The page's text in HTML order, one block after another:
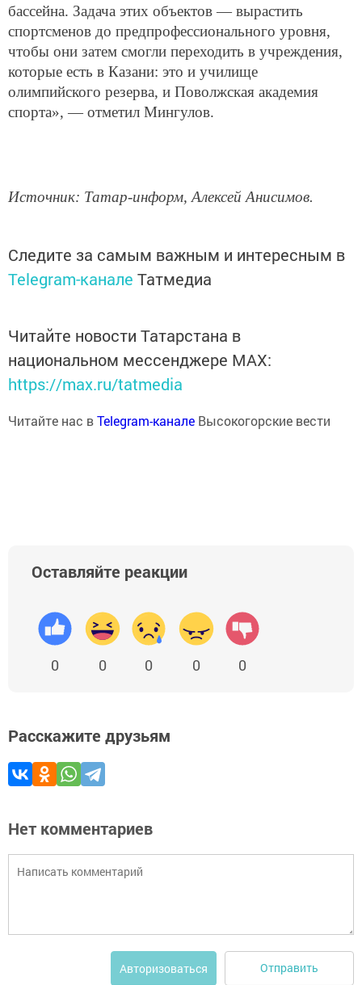
бассейна. Задача этих объектов — вырастить
спортсменов до предпрофессионального уровня,
чтобы они затем смогли переходить в учреждения,
которые есть в Казани: это и училище
олимпийского резерва, и Поволжская академия
спорта», — отметил Мингулов.
Источник: Татар-информ, Алексей Анисимов.
Следите за самым важным и интересным в
Telegram-канале Татмедиа
Читайте новости Татарстана в
национальном мессенджере MАХ:
https://max.ru/tatmedia
Читайте нас вTelegram-канале Высокогорские вести
Оставляйте реакции
0 0 0 0 0
Расскажите друзьям
Нет комментариев
Авторизоваться Отправить